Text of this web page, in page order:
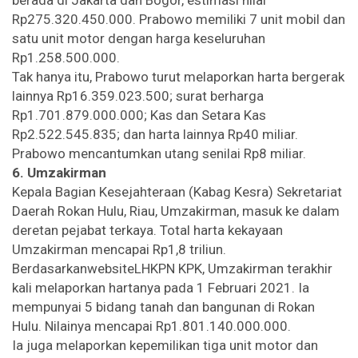
Rp275.320.450.000. Prabowo memiliki 7 unit mobil dan
satu unit motor dengan harga keseluruhan
Rp1.258.500.000.
Tak hanya itu, Prabowo turut melaporkan harta bergerak
lainnya Rp16.359.023.500; surat berharga
Rp1.701.879.000.000; Kas dan Setara Kas
Rp2.522.545.835; dan harta lainnya Rp40 miliar.
Prabowo mencantumkan utang senilai Rp8 miliar.
6. Umzakirman
Kepala Bagian Kesejahteraan (Kabag Kesra) Sekretariat
Daerah Rokan Hulu, Riau, Umzakirman, masuk ke dalam
deretan pejabat terkaya. Total harta kekayaan
Umzakirman mencapai Rp1,8 triliun.
BerdasarkanwebsiteLHKPN KPK, Umzakirman terakhir
kali melaporkan hartanya pada 1 Februari 2021. Ia
mempunyai 5 bidang tanah dan bangunan di Rokan
Hulu. Nilainya mencapai Rp1.801.140.000.000.
Ia juga melaporkan kepemilikan tiga unit motor dan